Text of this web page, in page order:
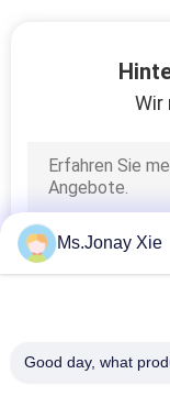
Wir
Ms.Jonay Xie
Good day, what